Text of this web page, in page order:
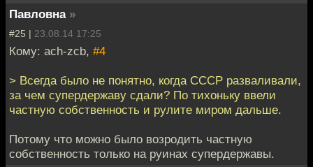
Павловна »
#25 | 23.08.14 17:25
Кому: ach-zcb, #4
> Всегда было не понятно, когда СССР разваливали,
за чем супердержаву сдали? По тихоньку ввели
частную собственность и рулите миром дальше.
Потому что можно было возродить частную
собственность только на руинах супердержавы.